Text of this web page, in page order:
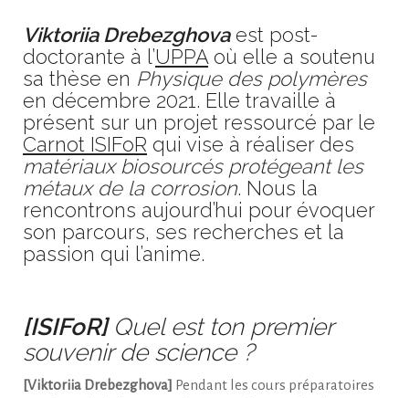
Viktoriia Drebezghovaest post-
doctorante à l’UPPA où elle a soutenu
sa thèse en Physique des polymères
en décembre 2021. Elle travaille à
présent sur un projet ressourcé par le
Carnot ISIFoR qui vise à réaliser des
matériaux biosourcés protégeant les
métaux de la corrosion. Nous la
rencontrons aujourd’hui pour évoquer
son parcours, ses recherches et la
passion qui l’anime.
[ISIFoR] Quel est ton premier
souvenir de science ?
[Viktoriia Drebezghova] Pendant les cours préparatoires